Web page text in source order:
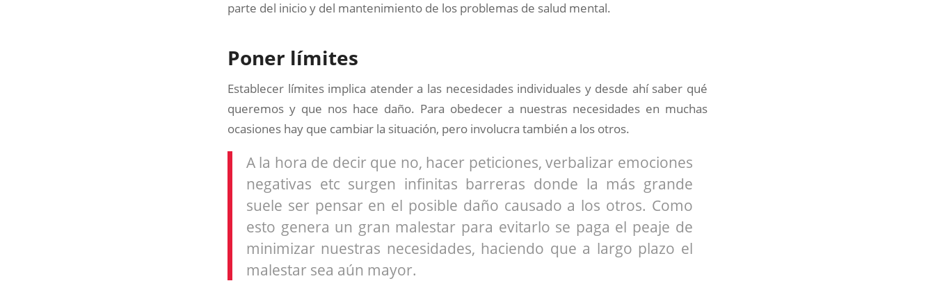
parte del inicio y del mantenimiento de los problemas de salud mental.
Poner límites
Establecer límites implica atender a las necesidades individuales y desde ahí saber qué
queremos y que nos hace daño. Para obedecer a nuestras necesidades en muchas
ocasiones hay que cambiar la situación, pero involucra también a los otros.
A la hora de decir que no, hacer peticiones, verbalizar emociones
negativas etc surgen infinitas barreras donde la más grande
suele ser pensar en el posible daño causado a los otros. Como
esto genera un gran malestar para evitarlo se paga el peaje de
minimizar nuestras necesidades, haciendo que a largo plazo el
malestar sea aún mayor.